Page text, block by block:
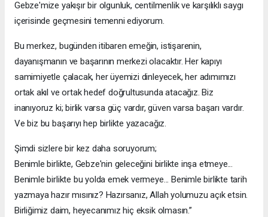
Gebze'mize yakışır bir olgunluk, centilmenlik ve karşılıklı saygı
içerisinde geçmesini temenni ediyorum.
Bu merkez, bugünden itibaren emeğin, istişarenin,
dayanışmanın ve başarının merkezi olacaktır. Her kapıyı
samimiyetle çalacak, her üyemizi dinleyecek, her adımımızı
ortak akıl ve ortak hedef doğrultusunda atacağız. Biz
inanıyoruz ki; birlik varsa güç vardır, güven varsa başarı vardır.
Ve biz bu başarıyı hep birlikte yazacağız.
Şimdi sizlere bir kez daha soruyorum;
Benimle birlikte, Gebze'nin geleceğini birlikte inşa etmeye...
Benimle birlikte bu yolda emek vermeye... Benimle birlikte tarih
yazmaya hazır mısınız? Hazırsanız, Allah yolumuzu açık etsin.
Birliğimiz daim, heyecanımız hiç eksik olmasın.”